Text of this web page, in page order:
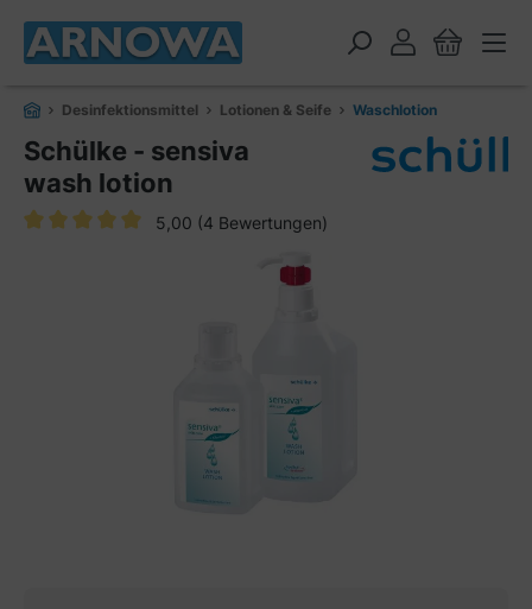
springen
Desinfektionsmittel Lotionen & Seife Waschlotion
Schülke - sensiva
wash lotion
5,00 (4 Bewertungen)